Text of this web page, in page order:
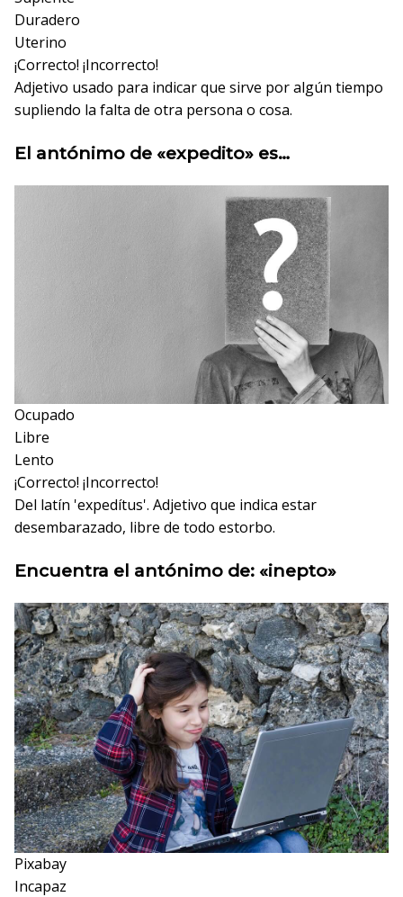
Duradero
Uterino
¡Correcto! ¡Incorrecto!
Adjetivo usado para indicar que sirve por algún tiempo
supliendo la falta de otra persona o cosa.
El antónimo de «expedito» es…
Ocupado
Libre
Lento
¡Correcto! ¡Incorrecto!
Del latín 'expedítus'. Adjetivo que indica estar
desembarazado, libre de todo estorbo.
Encuentra el antónimo de: «inepto»
Pixabay
Incapaz